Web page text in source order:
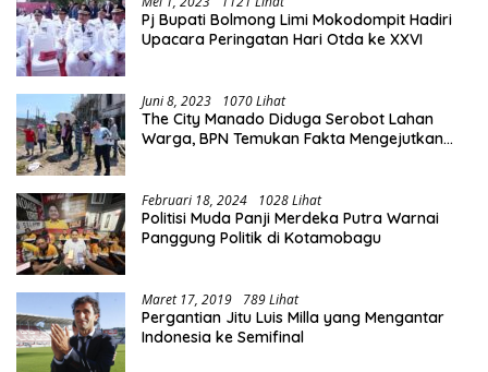
Pj Bupati Bolmong Limi Mokodompit Hadiri
Upacara Peringatan Hari Otda ke XXVI
Juni 8, 2023 1070 Lihat
The City Manado Diduga Serobot Lahan
Warga, BPN Temukan Fakta Mengejutkan
Februari 18, 2024 1028 Lihat
Politisi Muda Panji Merdeka Putra Warnai
Panggung Politik di Kotamobagu
Maret 17, 2019 789 Lihat
Pergantian Jitu Luis Milla yang Mengantar
Indonesia ke Semifinal